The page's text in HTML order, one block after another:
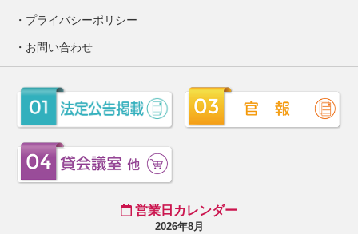
プライバシーポリシー
お問い合わせ
営業日カレンダー
2026年8月